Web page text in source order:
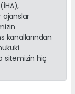
ajanslar
kanallarından
sitemizin hiç